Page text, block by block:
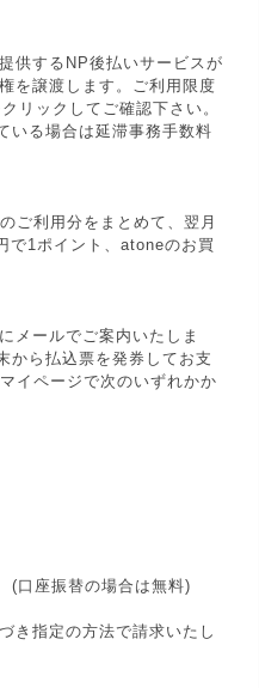
供するNP後払いサービスが
を譲渡します。ご利用限度
リックしてご確認下さい。
いる場合は延滞事務手数料
ご利用分をまとめて、翌月
で1ポイント、atoneのお買
メールでご案内いたしま
から払込票を発券してお支
イページで次のいずれかか
(口座振替の場合は無料)
き指定の方法で請求いたし